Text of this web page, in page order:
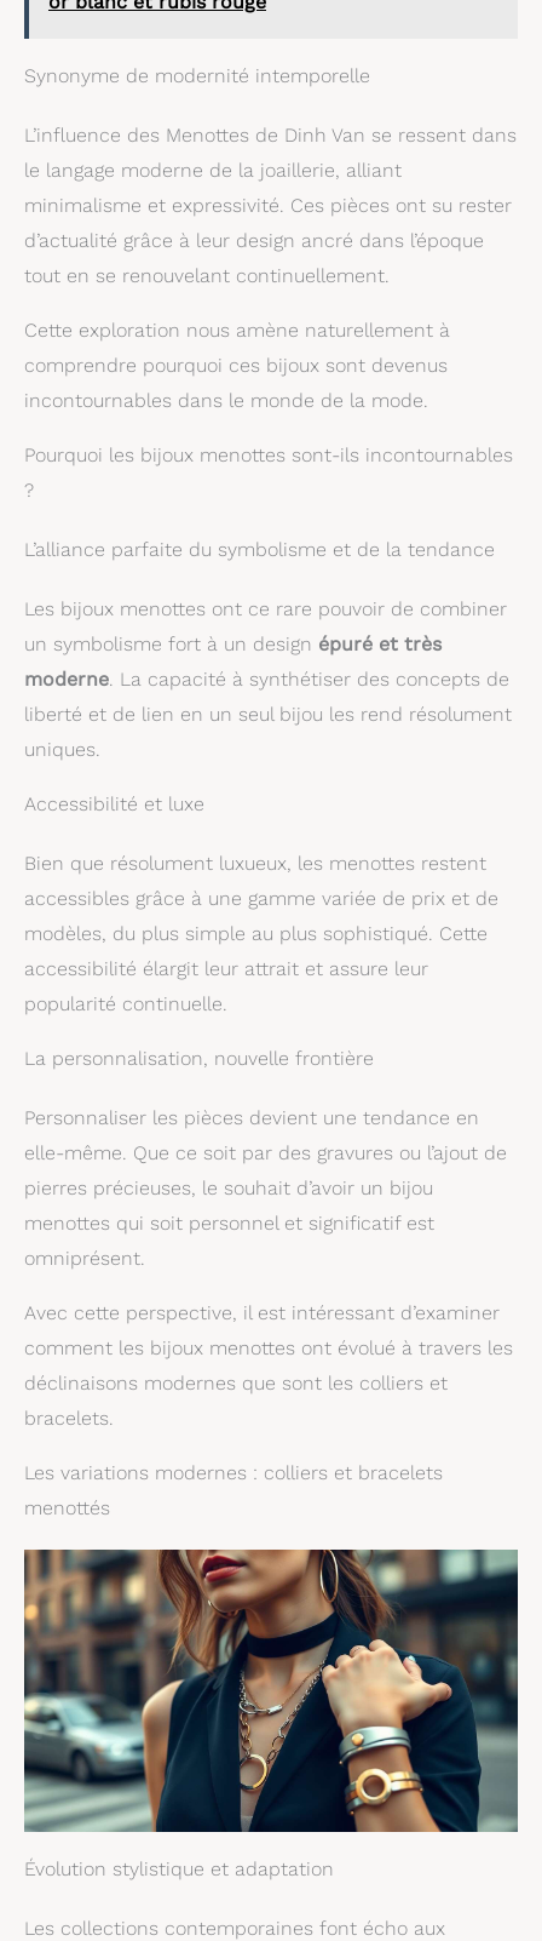
Synonyme de modernité intemporelle
L’influence des Menottes de Dinh Van se ressent dans
le langage moderne de la joaillerie, alliant
minimalisme et expressivité. Ces pièces ont su rester
d’actualité grâce à leur design ancré dans l’époque
tout en se renouvelant continuellement.
Cette exploration nous amène naturellement à
comprendre pourquoi ces bijoux sont devenus
incontournables dans le monde de la mode.
Pourquoi les bijoux menottes sont-ils incontournables
?
L’alliance parfaite du symbolisme et de la tendance
Les bijoux menottes ont ce rare pouvoir de combiner
un symbolisme fort à un design épuré et très
moderne . La capacité à synthétiser des concepts de
liberté et de lien en un seul bijou les rend résolument
uniques.
Accessibilité et luxe
Bien que résolument luxueux, les menottes restent
accessibles grâce à une gamme variée de prix et de
modèles, du plus simple au plus sophistiqué. Cette
accessibilité élargit leur attrait et assure leur
popularité continuelle.
La personnalisation, nouvelle frontière
Personnaliser les pièces devient une tendance en
elle-même. Que ce soit par des gravures ou l’ajout de
pierres précieuses, le souhait d’avoir un bijou
menottes qui soit personnel et significatif est
omniprésent.
Avec cette perspective, il est intéressant d’examiner
comment les bijoux menottes ont évolué à travers les
déclinaisons modernes que sont les colliers et
bracelets.
Les variations modernes : colliers et bracelets
menottés
Évolution stylistique et adaptation
Les collections contemporaines font écho aux